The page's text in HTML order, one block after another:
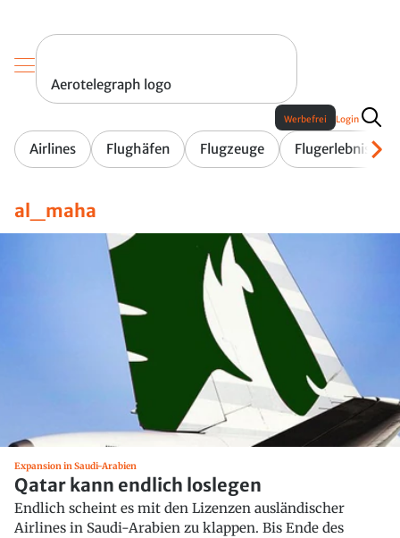
Aerotelegraph logo
Airlines Flughäfen Flugzeuge Flugerlebnis
Werbefrei Login
al_maha
Expansion in Saudi-Arabien
Qatar kann endlich loslegen
Endlich scheint es mit den Lizenzen ausländischer
Airlines in Saudi-Arabien zu klappen. Bis Ende des